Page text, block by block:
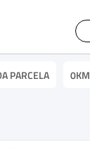
PARCELA 0KM